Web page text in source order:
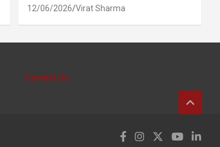
12/06/2026 Virat Sharma
Contact Us